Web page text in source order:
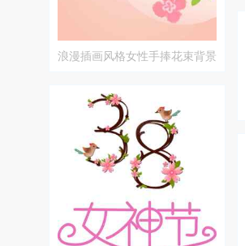
浪漫插画风格女性手捧花束背景